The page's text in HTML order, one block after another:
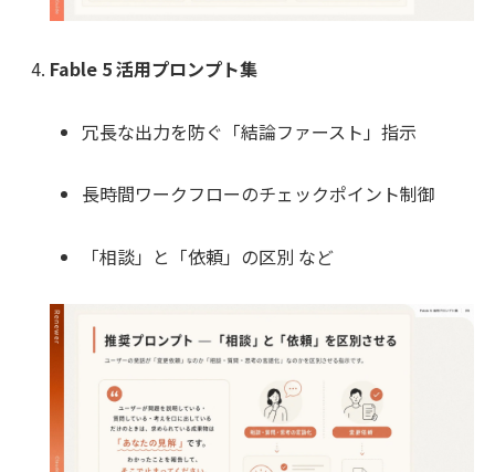
Fable 5 活用プロンプト集
冗長な出力を防ぐ「結論ファースト」指示
長時間ワークフローのチェックポイント制御
「相談」と「依頼」の区別 など